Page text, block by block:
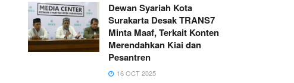
Dewan Syariah Kota
Surakarta Desak TRANS7
Minta Maaf, Terkait Konten
Merendahkan Kiai dan
Pesantren
16 OCT 2025